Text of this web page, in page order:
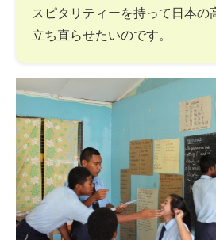
スピタリティーを持って日本の
立ち直らせたいのです。